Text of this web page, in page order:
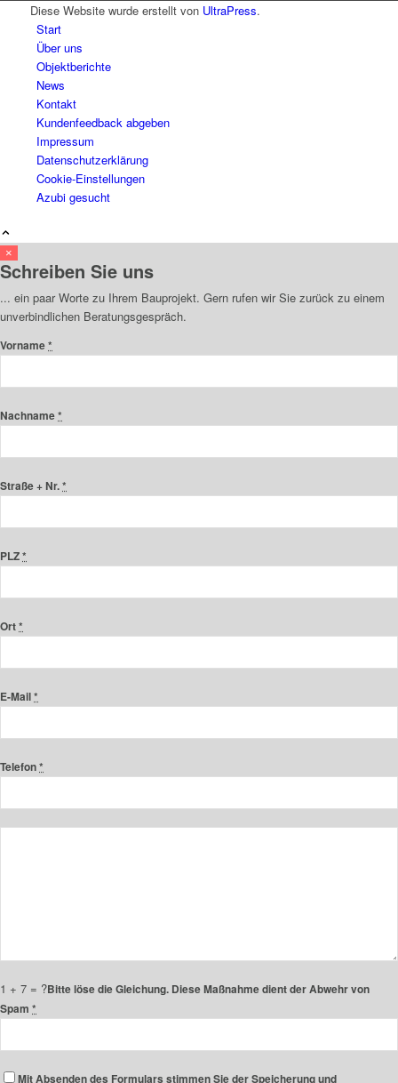
Diese Website wurde erstellt von UltraPress.
Start
Über uns
Objektberichte
News
Kontakt
Kundenfeedback abgeben
Impressum
Datenschutzerklärung
Cookie-Einstellungen
Azubi gesucht
×
Schreiben Sie uns
... ein paar Worte zu Ihrem Bauprojekt. Gern rufen wir Sie zurück zu einem
unverbindlichen Beratungsgespräch.
Vorname*
Nachname*
Straße + Nr.*
PLZ*
Ort*
E-Mail*
Telefon*
1 + 7 = ?Bitte löse die Gleichung. Diese Maßnahme dient der Abwehr von
Spam *
Mit Absenden des Formulars stimmen Sie der Speicherung und